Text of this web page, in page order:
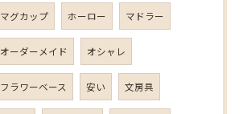
マグカップ ホーロー マドラー
オーダーメイド オシャレ
フラワーベース 安い 文房具